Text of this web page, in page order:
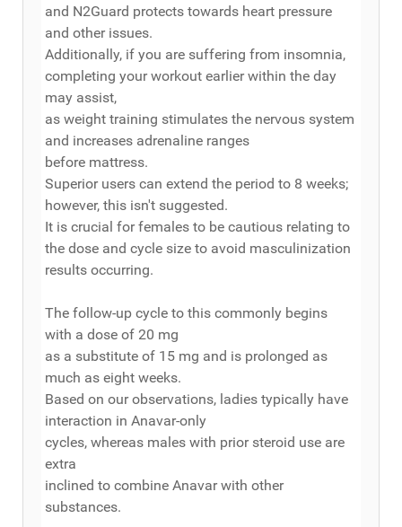
and N2Guard protects towards heart pressure
and other issues.
Additionally, if you are suffering from insomnia,
completing your workout earlier within the day
may assist,
as weight training stimulates the nervous system
and increases adrenaline ranges
before mattress.
Superior users can extend the period to 8 weeks;
however, this isn't suggested.
It is crucial for females to be cautious relating to
the dose and cycle size to avoid masculinization
results occurring.
The follow-up cycle to this commonly begins
with a dose of 20 mg
as a substitute of 15 mg and is prolonged as
much as eight weeks.
Based on our observations, ladies typically have
interaction in Anavar-only
cycles, whereas males with prior steroid use are
extra
inclined to combine Anavar with other
substances.